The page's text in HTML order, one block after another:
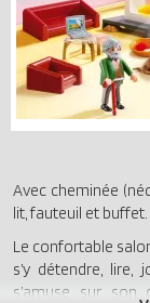
Avec cheminée
lit, fauteuil et
Le confortable
s’y détendre, lire,
s’amuse sur son